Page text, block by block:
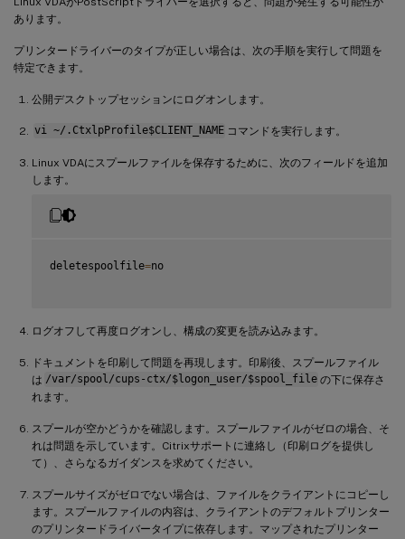
あります。
プリンタードライバーのタイプが正しい場合は、次の手順を実行して問題を
特定できます。
公開デスクトップセッションにログオンします。
vi ~/.CtxlpProfile$CLIENT_NAME コマンドを実行します。
Linux VDAにスプールファイルを保存するために、次のフィールドを追加
します。
deletespoolfile=no
ログオフして再度ログオンし、構成の変更を読み込みます。
ドキュメントを印刷して問題を再現します。印刷後、スプールファイル
は /var/spool/cups-ctx/$logon_user/$spool_file の下に保存さ
れます。
スプールが空かどうかを確認します。スプールファイルがゼロの場合、そ
れは問題を示しています。Citrixサポートに連絡し（印刷ログを提供し
て）、さらなるガイダンスを求めてください。
スプールサイズがゼロでない場合は、ファイルをクライアントにコピーし
ます。スプールファイルの内容は、クライアントのデフォルトプリンター
のプリンタードライバータイプに依存します。マップされたプリンター